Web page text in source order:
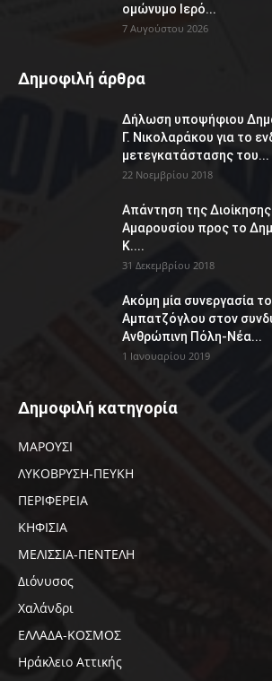
ομώνυμο Ιερό...
7 Αυγούστου 2026
Δημοφιλή άρθρα
Δήλωση υποψήφιου
Γ. Νικολαράκου για το
μετεγκατάστασης του...
22 Νοεμβρίου 2018
Απάντηση της
Αμαρουσίου προς το
Κ....
31 Δεκεμβρίου 2018
Ακόμη μία συνεργασία
Αμπατζόγλου στον
Ανθρώπινη Πόλη-Νέα...
1 Ιανουαρίου 2019
Δημοφιλή κατηγορία
ΜΑΡΟΥΣΙ
ΛΥΚΟΒΡΥΣΗ-ΠΕΥΚΗ
ΠΕΡΙΦΕΡΕΙΑ
ΚΗΦΙΣΙΑ
ΜΕΛΙΣΣΙΑ-ΠΕΝΤΕΛΗ
Διόνυσος
Χαλάνδρι
ΕΛΛΑΔΑ-ΚΟΣΜΟΣ
Ηράκλειο Αττικής